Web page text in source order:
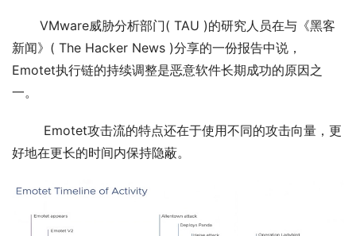
新闻》( The Hacker News )分享的一份报告中说，
Emotet执行链的持续调整是恶意软件长期成功的原因之
一。
好地在更长的时间内保持隐蔽。